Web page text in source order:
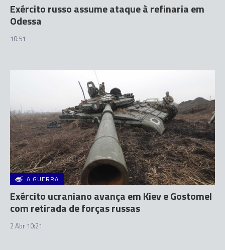
Exército russo assume ataque à refinaria em
Odessa
10:51
A GUERRA
Exército ucraniano avança em Kiev e Gostomel
com retirada de forças russas
2 Abr 10:21